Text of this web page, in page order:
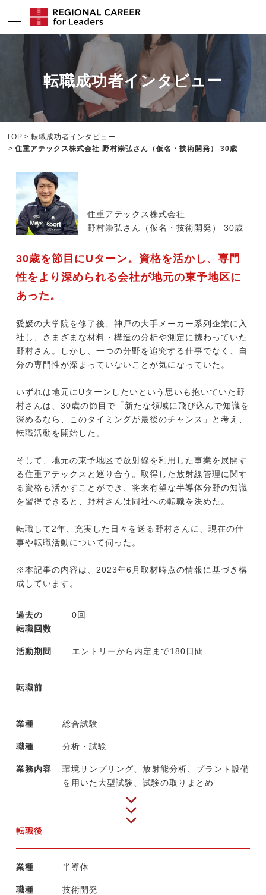
サービスの特長
求人情報
転職成功者インタビュー
地域の特色
リサーチ
ニュース
メディア紹介実績
中長期で転職をお考えの方
転職成功者インタビュー
TOP
転職成功者インタビュー
住重アテックス株式会社 野村崇弘さん（仮名・技術開発） 30歳
住重アテックス株式会社
野村崇弘さん（仮名・技術開発） 30歳
30歳を節目にUターン。資格を活かし、専門
性をより深められる会社が地元の東予地区に
あった。
愛媛の大学院を修了後、神戸の大手メーカー系列企業に入
社し、さまざまな材料・構造の分析や測定に携わっていた
野村さん。しかし、一つの分野を追究する仕事でなく、自
分の専門性が深まっていないことが気になっていた。
いずれは地元にUターンしたいという思いも抱いていた野
村さんは、30歳の節目で「新たな領域に飛び込んで知識を
深めるなら、このタイミングが最後のチャンス」と考え、
転職活動を開始した。
そして、地元の東予地区で放射線を利用した事業を展開す
る住重アテックスと巡り合う。取得した放射線管理に関す
る資格も活かすことができ、将来有望な半導体分野の知識
を習得できると、野村さんは同社への転職を決めた。
転職して2年、充実した日々を送る野村さんに、現在の仕
事や転職活動について伺った。
※本記事の内容は、2023年6月取材時点の情報に基づき構
成しています。
過去の
転職回数
0回
活動期間 エントリーから内定まで180日間
転職前
業種 総合試験
職種 分析・試験
業務内容
環境サンプリング、放射能分析、プラント設備
を用いた大型試験、試験の取りまとめ
転職後
業種 半導体
職種 技術開発